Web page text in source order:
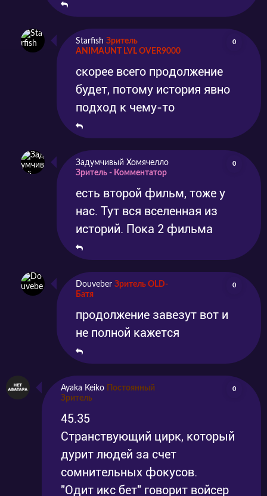
Starfish Зритель
ANIMAUNT LVL OVER9000
0
скорее всего продолжение
будет, потому история явно
подход к чему-то
Задумчивый Хомячелло
Зритель - Комментатор
0
есть второй фильм, тоже у
нас. Тут вся вселенная из
историй. Пока 2 фильма
Douveber Зритель OLD-
Батя
0
продолжение завезут вот и
не полной кажется
Ayaka Keiko
Постоянный
Зритель
0
45.35
Странствующий цирк, который
дурит людей за счет
сомнительных фокусов.
"Одит икс бет" говорит войсер